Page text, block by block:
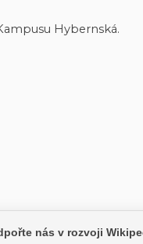
Hybernská.